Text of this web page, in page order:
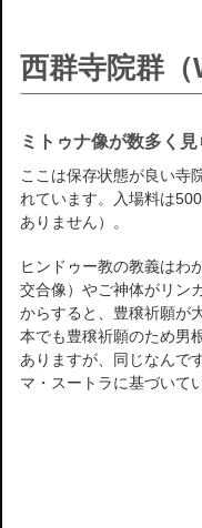
西群寺院群（
ミトゥナ像が数多く
ここは保存状態が良い寺
れています。入場料は
ありません）。
ヒンドゥー教の教義はわ
交合像）やご神体がリン
からすると、豊穣祈願が
本でも豊穣祈願のため男
ありますが、同じなんで
マ・スートラに基づいて